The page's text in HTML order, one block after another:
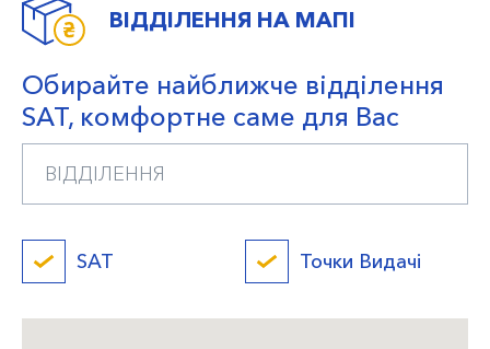
ВІДДІЛЕННЯ НА МАПІ
Обирайте найближче відділення
SAT, комфортне саме для Вас
SAT Точки Видачі